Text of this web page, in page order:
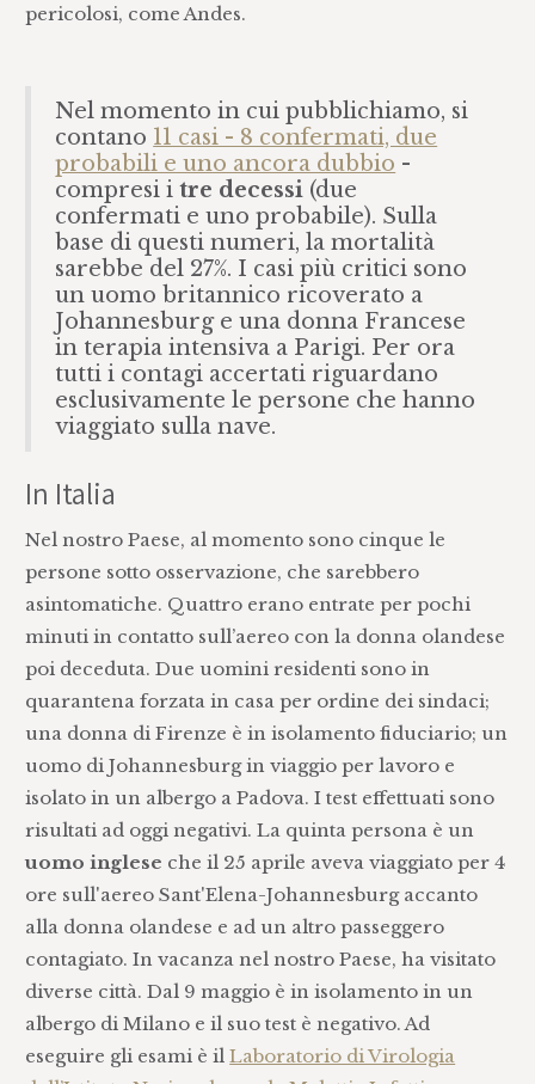
pericolosi, come Andes.
Nel momento in cui pubblichiamo, si
contano 11 casi - 8 confermati, due
probabili e uno ancora dubbio -
compresi itre decessi (due
confermati e uno probabile). Sulla
base di questi numeri, la mortalità
sarebbe del 27%. I casi più critici sono
un uomo britannico ricoverato a
Johannesburg e una donna Francese
in terapia intensiva a Parigi. Per ora
tutti i contagi accertati riguardano
esclusivamente le persone che hanno
viaggiato sulla nave.
In Italia
Nel nostro Paese, al momento sono cinque le
persone sotto osservazione, che sarebbero
asintomatiche. Quattro erano entrate per pochi
minuti in contatto sull’aereo con la donna olandese
poi deceduta. Due uomini residenti sono in
quarantena forzata in casa per ordine dei sindaci;
una donna di Firenze è in isolamento fiduciario; un
uomo di Johannesburg in viaggio per lavoro e
isolato in un albergo a Padova. I test effettuati sono
risultati ad oggi negativi. La quinta persona è un
uomo inglese che il 25 aprile aveva viaggiato per 4
ore sull'aereo Sant'Elena-Johannesburg accanto
alla donna olandese e ad un altro passeggero
contagiato. In vacanza nel nostro Paese, ha visitato
diverse città. Dal 9 maggio è in isolamento in un
albergo di Milano e il suo test è negativo. Ad
eseguire gli esami è ilLaboratorio di Virologia